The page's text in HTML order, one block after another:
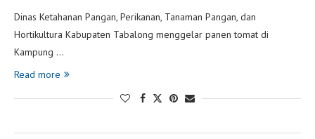
Dinas Ketahanan Pangan, Perikanan, Tanaman Pangan, dan
Hortikultura Kabupaten Tabalong menggelar panen tomat di
Kampung …
Read more